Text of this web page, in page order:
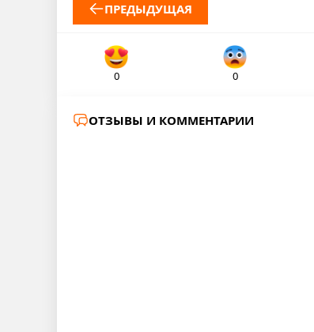
ПРЕДЫДУЩАЯ
0 0
ОТЗЫВЫ И КОММЕНТАРИИ